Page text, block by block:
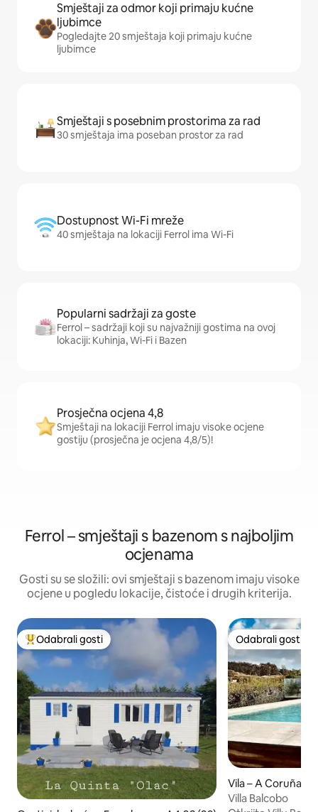
Smještaji za odmor koji primaju kućne
ljubimce
Pogledajte 20 smještaja koji primaju kućne
ljubimce
Smještaji s posebnim prostorima za rad
30 smještaja ima poseban prostor za rad
Dostupnost Wi-Fi mreže
40 smještaja na lokaciji Ferrol ima Wi-Fi
Popularni sadržaji za goste
Ferrol – sadržaji koji su najvažniji gostima na ovoj
lokaciji: Kuhinja, Wi-Fi i Bazen
Prosječna ocjena 4,8
Smještaji na lokaciji Ferrol imaju visoke ocjene
gostiju (prosječna je ocjena 4,8/5)!
Ferrol – smještaji s bazenom s najboljim
ocjenama
Gosti su se složili: ovi smještaji s bazenom imaju visoke
ocjene u pogledu lokacije, čistoće i drugih kriterija.
Među najviše rangiranima s oznakom „Odabrali gosti”
Odabrali gosti Odabrali gosti
Odabrali gosti
Vila – A Coruña
Villa Balcobo